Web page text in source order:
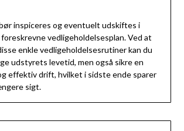
inspiceres og eventuelt udskiftes i
vedligeholdelsesplan. Ved at
enkle vedligeholdelsesrutiner kan du
udstyrets levetid, men også sikre en
effektiv drift, hvilket i sidste ende sparer
sigt.